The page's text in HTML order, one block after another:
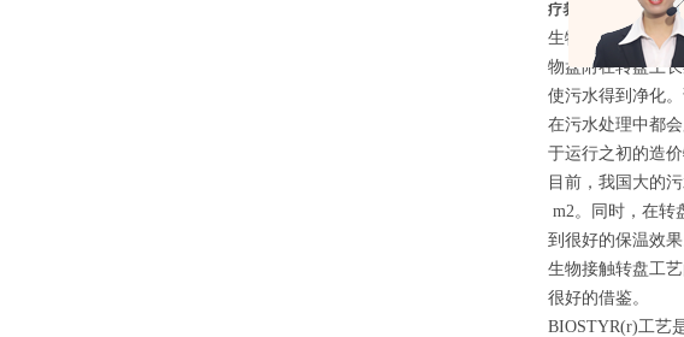
疗养院用的污水处理
生物接触转盘工
物盘附在转盘上
使污水得到净化
在污水处理中都
于运行之初的造
目前，我国大的
m2。同时，在转
到很好的保温效果
生物接触转盘工
很好的借鉴。
BIOSTYR(r)工艺